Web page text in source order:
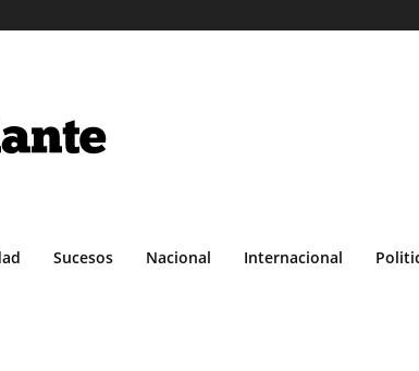
Sucesos Nacional Internacional